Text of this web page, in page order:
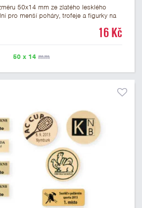
50x14 mm ze zlatého lesklého
pro menší poháry, trofeje a figurky na
U textu doporučujeme maximálně 3
16 Kč
50 x 14mm